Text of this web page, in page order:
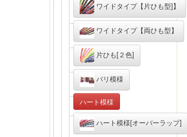
ワイドタイプ【片ひも型]】
ワイドタイプ【両ひも型】
片ひも[２色]
バリ模様
ハート模様
ハート模様[オーバーラップ]